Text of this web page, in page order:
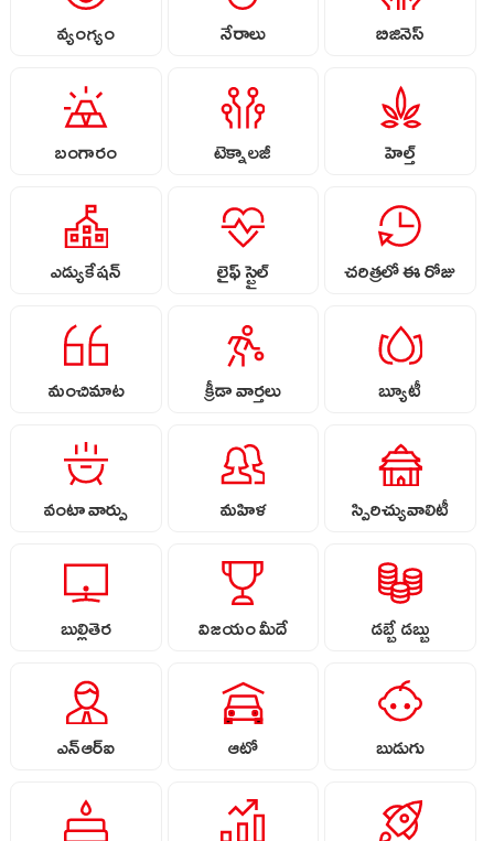
వ్యంగ్యం నేరాలు బిజినెస్
బంగారం టెక్నాలజీ హెల్త్
ఎడ్యుకేషన్ లైఫ్ స్టైల్ చరిత్రలో ఈ రోజు
మంచిమాట క్రీడా వార్తలు బ్యూటీ
వంటా వార్పు మహిళ స్పిరిచ్యువాలిటీ
బుల్లితెర విజయం మీదే డబ్బే డబ్బు
ఎన్ఆర్ఐ ఆటో బుడుగు